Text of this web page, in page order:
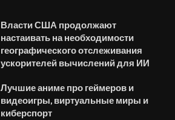
Власти США продолжают
настаивать на необходимости
географического отслеживания
ускорителей вычислений для ИИ
Лучшие аниме про геймеров и
видеоигры, виртуальные миры и
киберспорт